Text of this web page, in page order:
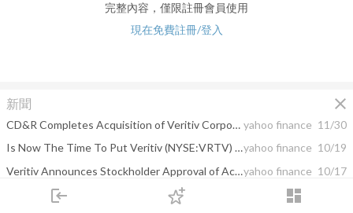
login dashboard
下單
完整內容，僅限註冊會員使用
現在免費註冊/登入
新聞 close
CD&R Completes Acquisition of Veritiv Corporation yahoo finance 11/30
Is Now The Time To Put Veritiv (NYSE:VRTV) On Your Watchlist?yahoo finance 10/19
Veritiv Announces Stockholder Approval of Acquisition by Clayton, Dubilier & Riceyahoo finance 10/17
yahoo finance